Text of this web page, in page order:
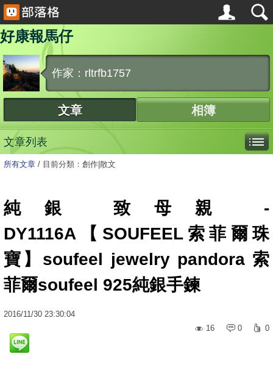
好康報馬仔
作家：rltrfb1757
文章 相簿
文章列表
所有文章 / 目前分類：創作|散文
純銀 致母親 -
DY1116A【SOUFEEL索菲爾珠
寶】soufeel jewelry pandora 索
菲爾soufeel 925純銀手鍊
2016/11/30 23:30:04
16
0 0